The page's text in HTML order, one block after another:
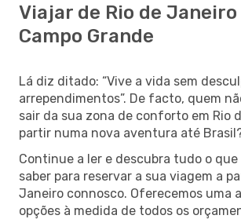
Viajar de Rio de
Campo Grande
Lá diz ditado: “Vive a vida sem
arrependimentos”. De facto, quem
sair da sua zona de conforto em Rio
partir numa nova aventura até
Continue a ler e descubra tudo o
saber para reservar a sua viagem a
Janeiro connosco. Oferecemos uma
opções à medida de todos os